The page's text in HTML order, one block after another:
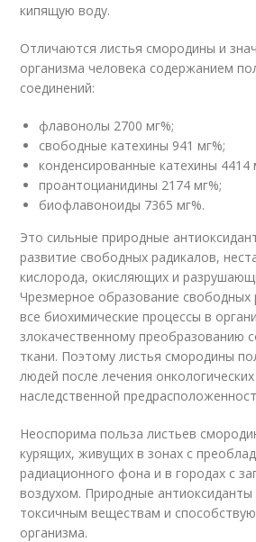
кипящую воду.
Отличаются листья смородины и
организма человека содержанием
соединений:
флавонолы 2700 мг%;
свободные катехины 941 мг%;
конденсированные катехины 4414
проантоцианидины 2174 мг%;
биофлавоноиды 7365 мг%.
Это сильные природные
развитие свободных радикалов,
кислорода, окисляющих и
Чрезмерное образование свободных
все биохимические процессы в
злокачественному преобразованию
ткани. Поэтому листья смородины
людей после лечения
наследственной
Неоспорима польза листьев
курящих, живущих в зонах с
радиационного фона и в городах с
воздухом. Природные
токсичным веществам и
организма.